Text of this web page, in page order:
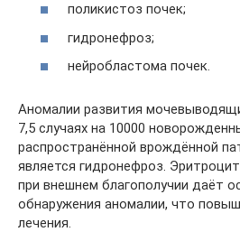
поликистоз почек;
гидронефроз;
нейробластома почек.
Аномалии развития
7,5 случаях на 10000
распространённой врождённой
является гидронефроз.
при внешнем благополучии даёт
обнаружения аномалии, что
лечения.